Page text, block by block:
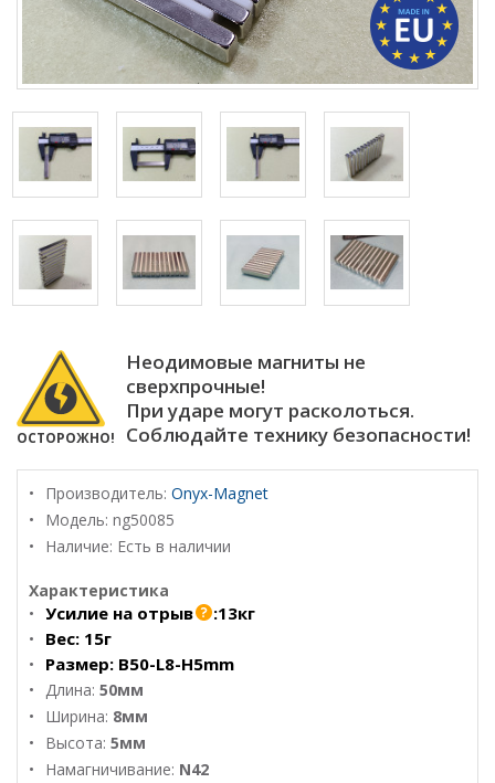
ОСТОРОЖНО!
Неодимовые магниты не
сверхпрочные!
При ударе могут расколоться.
Соблюдайте технику безопасности!
Производитель: Onyx-Magnet
Модель: ng50085
Наличие: Есть в наличии
Характеристика
Усилие на отрыв :13кг
Вес: 15г
Размер: B50-L8-H5mm
Длина: 50мм
Ширина: 8мм
Высота: 5мм
Намагничивание: N42